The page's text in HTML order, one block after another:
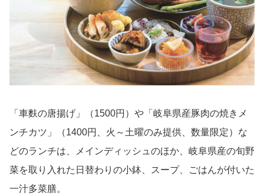
「車麩の唐揚げ」（1500円）や「岐阜県産豚肉の焼きメ
ンチカツ」（1400円、火～土曜のみ提供、数量限定）な
どのランチは、メインディッシュのほか、岐阜県産の旬野
菜を取り入れた日替わりの小鉢、スープ、ごはんが付いた
一汁多菜膳。